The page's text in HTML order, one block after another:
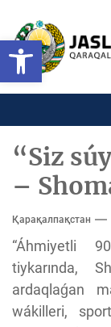
Open toolbar
content
“Siz
–
Қарақалпақстан
“Áhmiyetli
tiykarında,
ardaqlaǵan
wákilleri,